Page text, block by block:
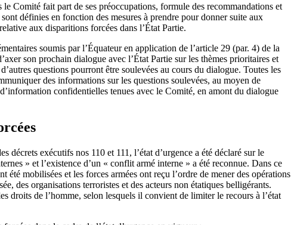
Comité fait part de ses préoccupations, formule des recommandations et
définies en fonction des mesures à prendre pour donner suite aux
aux disparitions forcées dans l’État Partie.
soumis par l’Équateur en application de l’article 29 (par. 4) de la
son prochain dialogue avec l’État Partie sur les thèmes prioritaires et
questions pourront être soulevées au cours du dialogue. Toutes les
des informations sur les questions soulevées, au moyen de
confidentielles tenues avec le Comité, en amont du dialogue
décrets exécutifs nos 110 et 111, l’état d’urgence a été déclaré sur le
» et l’existence d’un « conflit armé interne » a été reconnue. Dans ce
été mobilisées et les forces armées ont reçu l’ordre de mener des opérations
des organisations terroristes et des acteurs non étatiques belligérants.
droits de l’homme, selon lesquels il convient de limiter le recours à l’état